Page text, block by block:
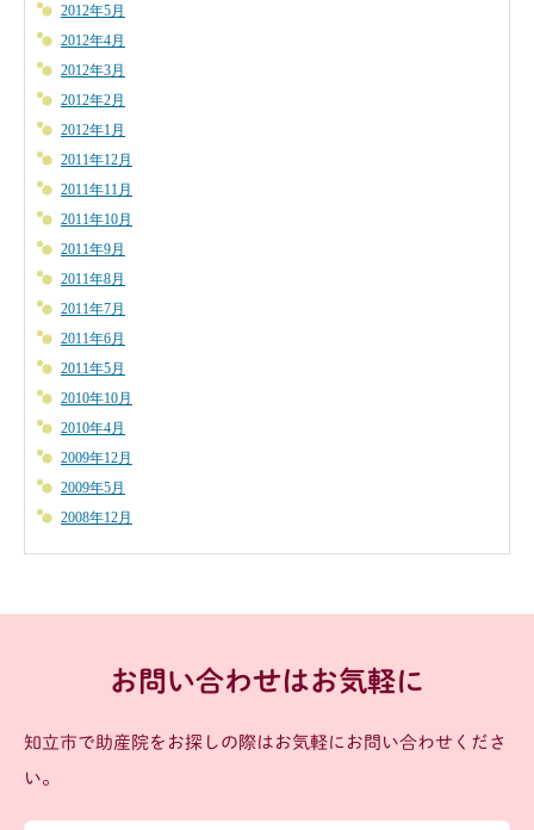
2012年5月
2012年4月
2012年3月
2012年2月
2012年1月
2011年12月
2011年11月
2011年10月
2011年9月
2011年8月
2011年7月
2011年6月
2011年5月
2010年10月
2010年4月
2009年12月
2009年5月
2008年12月
お問い合わせはお気軽に
知立市で助産院をお探しの際はお気軽にお問い合わせくださ
い。